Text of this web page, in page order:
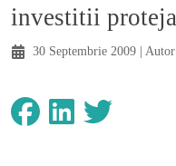
investitii
30 Septembrie 2009 |